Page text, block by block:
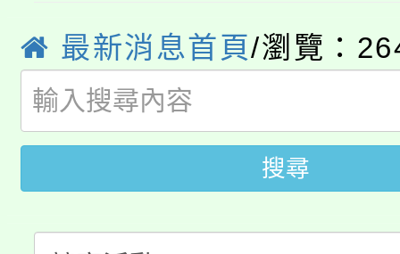
系所師生報名參加。
版
公告本校115學年度第
代理(課)教師甄選結果(
「2026金融保險知識
車」活動
桃園市115學年度學生
生本土語及新住民語歌
公告本校115學年度第
代理(課)教師甄選結果(
公告本校115學年度第
最新消息首頁/瀏覽：
搜尋